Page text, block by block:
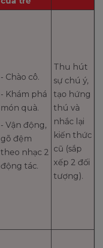
- Chào cô.
- Khám phá
món quà.
- Vận động,
gõ đệm
theo nhạc 2
động tác.
Thu hút
sự chú ý,
tạo hứng
thú và
nhắc lại
kiến thức
cũ (sắp
xếp 2 đối
tượng).